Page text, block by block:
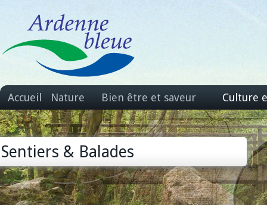
Accueil Nature Bien être et saveur Culture
Sentiers & Balades